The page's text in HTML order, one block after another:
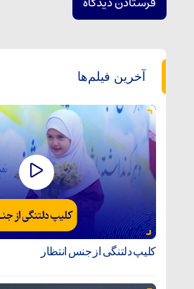
آخرین فیلم‌ها
کلیپ دلتنگی از جنس انتظار